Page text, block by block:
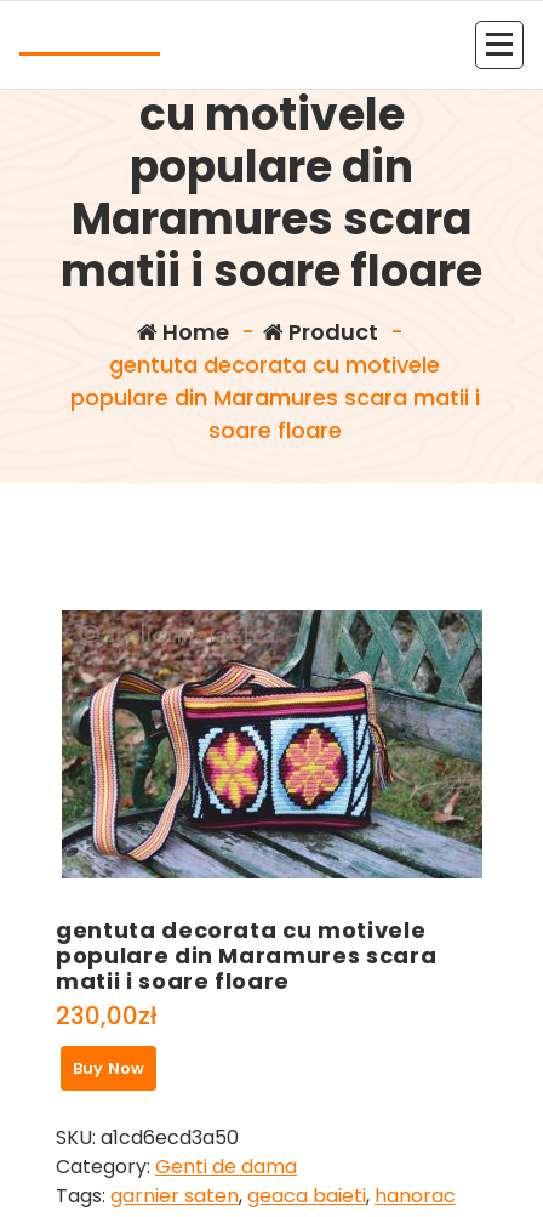
gentuta decorata
cu motivele
populare din
Maramures scara
matii i soare floare
Home- Product -
gentuta decorata cu motivele
populare din Maramures scara matii i
soare floare
gentuta decorata cu motivele
populare din Maramures scara
matii i soare floare
230,00zł
Buy Now
SKU: a1cd6ecd3a50
Category: Genti de dama
Tags: garnier saten,geaca baieti, hanorac